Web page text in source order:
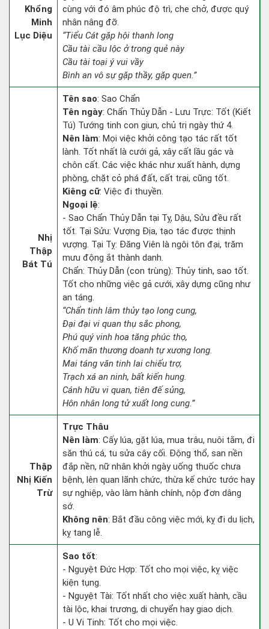
Khổng
Minh
Lục Diệu
cùng với đó âm phúc độ trì, che chở, được quý
nhân nâng đỡ.
“Tiểu Cát gặp hội thanh long
Cầu tài cầu lộc ở trong quẻ này
Cầu tài toại ý vui vầy
Bình an vô sự gặp thầy, gặp quen.”
Nhị
Thập
Bát Tú
Tên sao: Sao Chẩn
Tên ngày: Chẩn Thủy Dẫn - Lưu Trực: Tốt (Kiết
Tú) Tướng tinh con giun, chủ trị ngày thứ 4.
Nên làm: Mọi việc khởi công tạo tác rất tốt
lành. Tốt nhất là cưới gả, xây cất lầu gác và
chôn cất. Các việc khác như xuất hành, dựng
phòng, chặt cỏ phá đất, cất trại, cũng tốt.
Kiêng cữ: Việc đi thuyền.
Ngoại lệ:
- Sao Chẩn Thủy Dẫn tại Tỵ, Dậu, Sửu đều rất
tốt. Tại Sửu: Vượng Địa, tạo tác được thịnh
vượng. Tại Tỵ: Đăng Viên là ngôi tôn đại, trăm
mưu động ắt thành danh.
Chẩn: Thủy Dẫn (con trùng): Thủy tinh, sao tốt.
Tốt cho những việc gả cưới, xây dựng cũng như
an táng.
“Chẩn tinh lâm thủy tạo long cung,
Đại đại vi quan thụ sắc phong,
Phú quý vinh hoa tăng phúc thọ,
Khố mãn thương doanh tự xương long.
Mai táng văn tinh lai chiếu trợ,
Trạch xá an ninh, bất kiến hung.
Cánh hữu vi quan, tiên đế sủng,
Hôn nhân long tử xuất long cung.”
Thập
Nhị Kiến
Trừ
Trực Thâu
Nên làm: Cấy lúa, gặt lúa, mua trâu, nuôi tằm, đi
săn thú cá, tu sửa cây cối. Động thổ, san nền
đắp nền, nữ nhân khởi ngày uống thuốc chưa
bệnh, lên quan lãnh chức, thừa kế chức tước hay
sự nghiệp, vào làm hành chính, nộp đơn dâng
sớ.
Không nên: Bắt đầu công việc mới, kỵ đi du lịch,
kỵ tang lễ.
Sao tốt:
- Nguyệt Đức Hợp: Tốt cho mọi việc, kỵ việc
kiện tụng.
- Nguyệt Tài: Tốt nhất cho việc xuất hành, cầu
tài lộc, khai trương, di chuyển hay giao dịch.
- U Vi Tinh: Tốt cho mọi việc.